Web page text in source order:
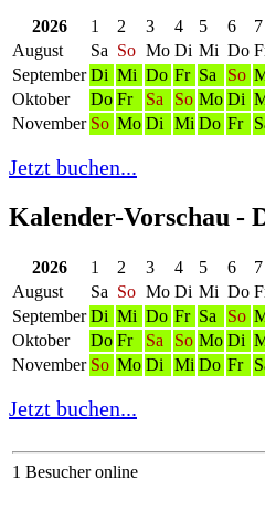
2026 1 2 3 4 5 6 7
August
Sa So Mo Di Mi Do
September Di Mi Do Fr Sa So
Oktober
Do Fr Sa So Mo Di
November So Mo Di Mi Do Fr
Jetzt buchen...
Kalender-Vorschau -
2026 1 2 3 4 5 6 7
August
Sa So Mo Di Mi Do
September Di Mi Do Fr Sa So
Oktober
Do Fr Sa So Mo Di
November So Mo Di Mi Do Fr
Jetzt buchen...
1 Besucher online